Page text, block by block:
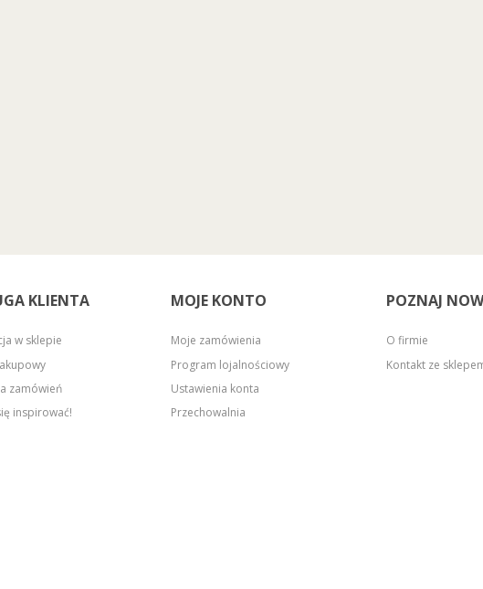
KLIENTA
w sklepie
zamówień
inspirować!
MOJE KONTO
Moje zamówienia
Program lojalnościowy
Ustawienia konta
Przechowalnia
POZNAJ
O firmie
Kontakt ze